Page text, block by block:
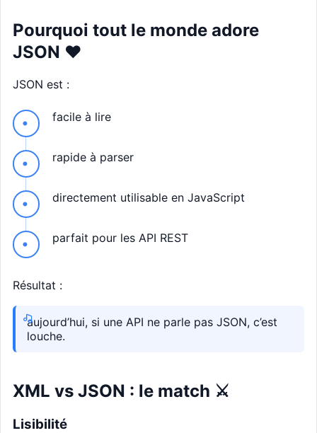
Pourquoi tout le monde adore
JSON ❤️
JSON est :
facile à lire
rapide à parser
directement utilisable en JavaScript
parfait pour les API REST
Résultat :
aujourd’hui, si une API ne parle pas JSON, c’est
louche.
XML vs JSON : le match ⚔️
Lisibilité